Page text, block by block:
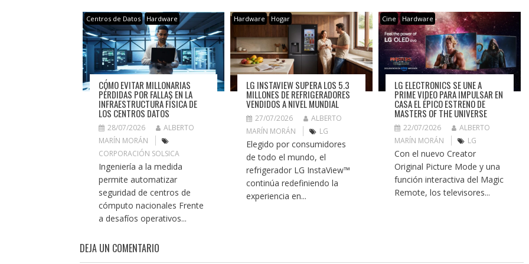
Centros de Datos Hardware
CÓMO EVITAR MILLONARIAS
PÉRDIDAS POR FALLAS EN LA
INFRAESTRUCTURA FÍSICA DE
LOS CENTROS DATOS
28/07/2026
ALBERTO
MARÍN MORÁN
CORPORACIÓN SOLSICA
Ingeniería a la medida
permite automatizar
seguridad de centros de
cómputo nacionales Frente
a desafíos operativos...
Hardware Hogar
LG INSTAVIEW SUPERA LOS 5.3
MILLONES DE REFRIGERADORES
VENDIDOS A NIVEL MUNDIAL
27/07/2026
ALBERTO
MARÍN MORÁN
LG
Elegido por consumidores
de todo el mundo, el
refrigerador LG InstaView™
continúa redefiniendo la
experiencia en...
Cine Hardware
LG ELECTRONICS SE UNE A
PRIME VIDEO PARA IMPULSAR EN
CASA EL ÉPICO ESTRENO DE
MASTERS OF THE UNIVERSE
22/07/2026
ALBERTO
MARÍN MORÁN
LG
Con el nuevo Creator
Original Picture Mode y una
función interactiva del Magic
Remote, los televisores...
DEJA UN COMENTARIO